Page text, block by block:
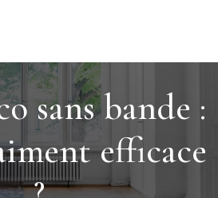
sans bande :
efficace